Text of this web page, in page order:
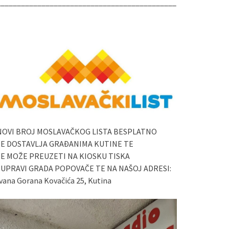
BROJ MOSLAVAČKOG LISTA BESPLATNO
DOSTAVLJA GRAĐANIMA KUTINE TE
MOŽE PREUZETI NA KIOSKU TISKA
GRADA POPOVAČE TE NA NAŠOJ ADRESI:
Gorana Kovačića 25, Kutina